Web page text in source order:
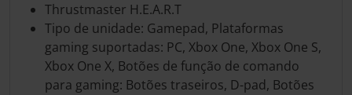
Thrustmaster H.E.A.R.T
Tipo de unidade: Gamepad, Plataformas
gaming suportadas: PC, Xbox One, Xbox One S,
Xbox One X, Botões de função de comando
para gaming: Botões traseiros, D-pad, Botões